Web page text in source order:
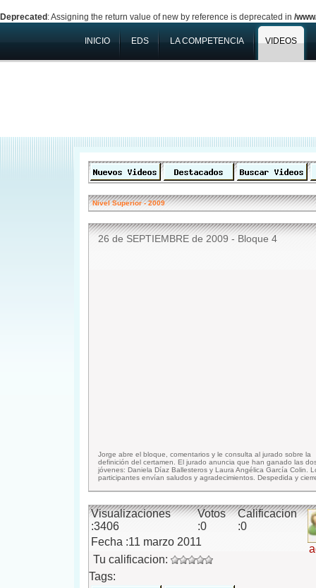
Deprecated : Assigning the return value of new by reference is deprecated in /
INICIO EDS LA COMPETENCIA VIDEOS
Nivel Superior-2009
26 de SEPTIEMBRE de 2009 - Bloque 4
Jorge abre el bloque, comentarios y le consulta al jurado sobre la
definición del certamen. El jurado anuncia que han ganado las
jóvenes: Daniela Díaz Ballesteros y Laura Angélica García Colin.
participantes envían saludos y agradecimientos. Despedida y
Visualizaciones
:3406
Votos
:0
Calificacion
:0
Fecha :11 marzo 2011
Tu calificacion:
Tags: